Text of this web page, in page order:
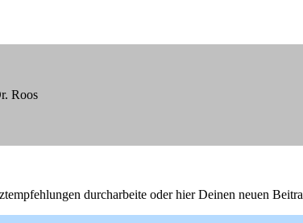
Roos
durcharbeite oder hier Deinen neuen